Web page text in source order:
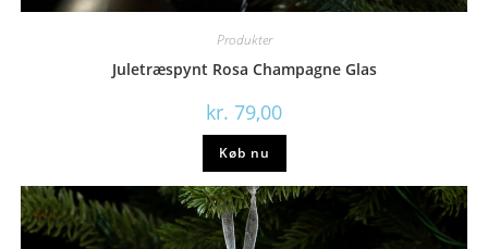
Produkter
Juletræspynt Rosa Champagne Glas
kr. 79,00
Køb nu